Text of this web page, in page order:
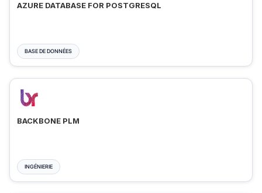
AZURE DATABASE FOR POSTGRESQL
BASE DE DONNÉES
BACKBONE PLM
INGÉNIERIE